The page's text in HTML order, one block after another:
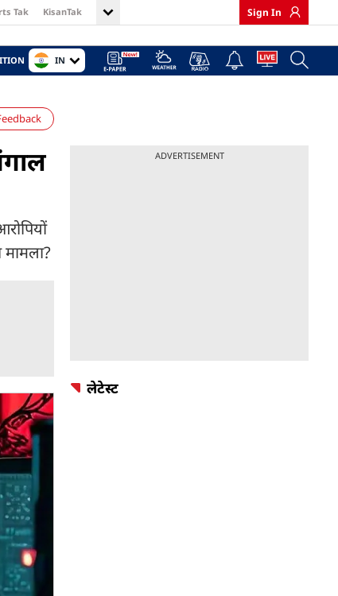
Tak KisanTak Sign In
IN
ADVERTISEMENT
लेटेस्ट